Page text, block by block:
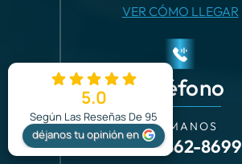
VER CÓMO LLEGAR
Teléfono
LLÁMANOS
(203) 862-8699
5.0
Según Las Reseñas De 95
déjanos tu opinión en